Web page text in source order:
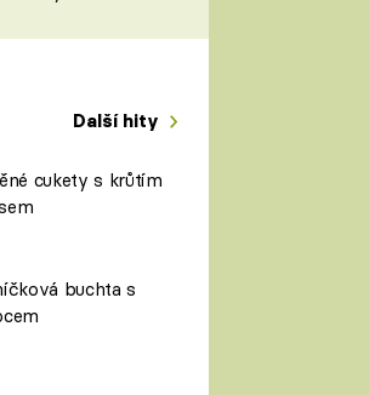
Další hity
cukety s krůtím
buchta s